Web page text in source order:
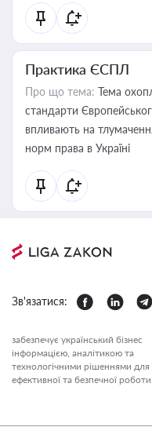
Практика ЄСПЛ
Про що тема: Тема
стандарти
впливають на
норм права в Україні
Зв'язатися:
забезпечує український бізнес
інформацією, аналітикою та
технологічними рішеннями для
ефективної та безпечної роботи.